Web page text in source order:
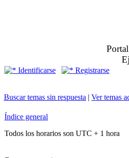
Identificarse Registrarse
Buscar temas sin respuesta | Ver temas
Índice general
Todos los horarios son UTC + 1 hora